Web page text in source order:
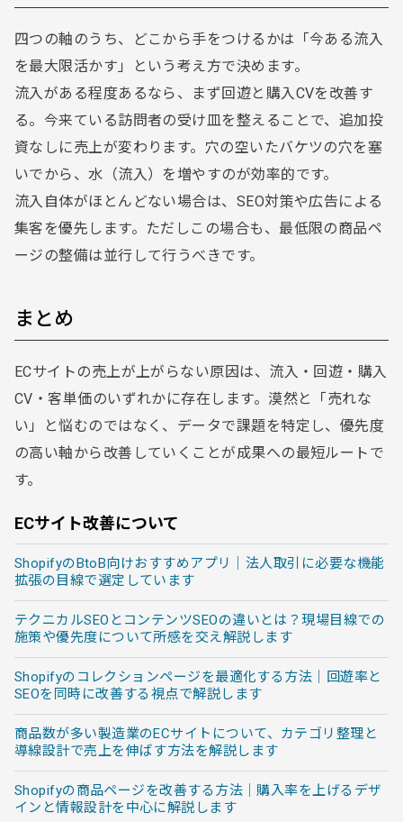
四つの軸のうち、どこから手をつけるかは「今ある流入
を最大限活かす」という考え方で決めます。
流入がある程度あるなら、まず回遊と購入CVを改善す
る。今来ている訪問者の受け皿を整えることで、追加投
資なしに売上が変わります。穴の空いたバケツの穴を塞
いでから、水（流入）を増やすのが効率的です。
流入自体がほとんどない場合は、SEO対策や広告による
集客を優先します。ただしこの場合も、最低限の商品ペ
ージの整備は並行して行うべきです。
まとめ
ECサイトの売上が上がらない原因は、流入・回遊・購入
CV・客単価のいずれかに存在します。漠然と「売れな
い」と悩むのではなく、データで課題を特定し、優先度
の高い軸から改善していくことが成果への最短ルートで
す。
ECサイト改善について
ShopifyのBtoB向けおすすめアプリ｜法人取引に必要な機能
拡張の目線で選定しています
テクニカルSEOとコンテンツSEOの違いとは？現場目線での
施策や優先度について所感を交え解説します
Shopifyのコレクションページを最適化する方法｜回遊率と
SEOを同時に改善する視点で解説します
商品数が多い製造業のECサイトについて、カテゴリ整理と
導線設計で売上を伸ばす方法を解説します
Shopifyの商品ページを改善する方法｜購入率を上げるデザ
インと情報設計を中心に解説します